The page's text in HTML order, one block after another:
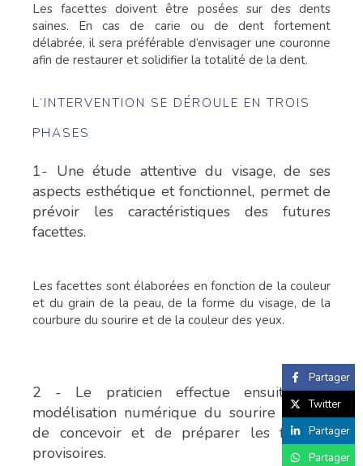
Les facettes doivent être posées sur des dents
saines. En cas de carie ou de dent fortement
délabrée, il sera préférable d’envisager une couronne
afin de restaurer et solidifier la totalité de la dent.
L’INTERVENTION SE DÉROULE EN TROIS
PHASES
1- Une étude attentive du visage, de ses
aspects esthétique et fonctionnel, permet de
prévoir les caractéristiques des futures
facettes.
Les facettes sont élaborées en fonction de la couleur
et du grain de la peau, de la forme du visage, de la
courbure du sourire et de la couleur des yeux.
2 - Le praticien effectue ensuite une
modélisation numérique du sourire en vue
de concevoir et de préparer les facettes
provisoires.
Partager
Twitter
Partager
Partager